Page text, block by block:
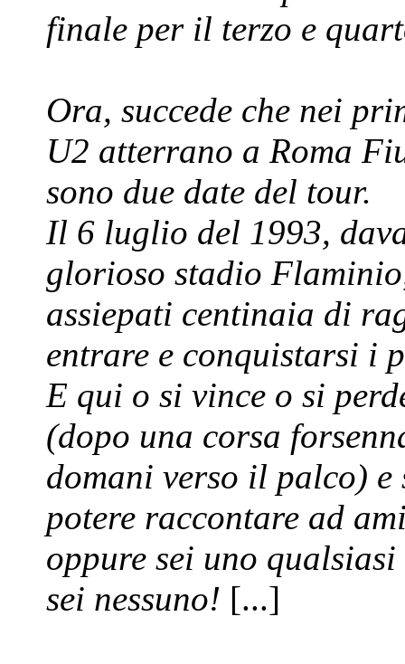
finale per il terzo e
Ora, succede che nei
U2 atterrano a Roma
sono due date del tour.
Il 6 luglio del 1993,
glorioso stadio
assiepati centinaia di
entrare e conquistarsi i
E qui o si vince o si
(dopo una corsa
domani verso il palco)
potere raccontare ad
oppure sei uno
sei nessuno! [...]